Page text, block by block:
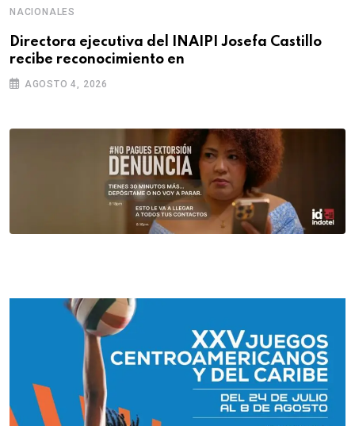
NACIONALES
Directora ejecutiva del INAIPI Josefa Castillo
recibe reconocimiento en
AGOSTO 4, 2026